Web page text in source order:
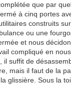
que par
à cinq portes
construits
ou une
et nous
compliqué en
il suffit de
mais il faut de la
glissière. Sous la